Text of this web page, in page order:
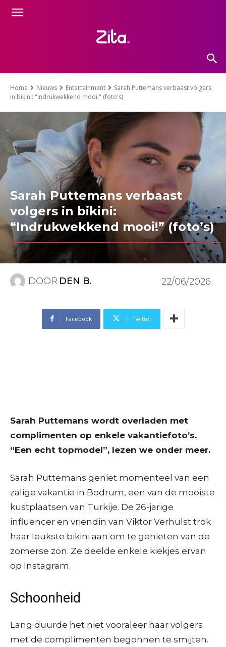
Home Nieuws Entertainment
Sarah Puttemans verbaast volgers
in bikini: "Indrukwekkend mooi!" (foto's)
Sarah Puttemans verbaast
volgers in bikini:
“Indrukwekkend mooi!” (foto’s)
DOOR DEN B. 22/06/2026
Facebook Twitter
Sarah Puttemans wordt overladen met
complimenten op enkele vakantiefoto’s.
“Een echt topmodel”, lezen we onder meer.
Sarah Puttemans geniet momenteel van een
zalige vakantie in Bodrum, een van de mooiste
kustplaatsen van Turkije. De 26-jarige
influencer en vriendin van Viktor Verhulst trok
haar leukste bikini aan om te genieten van de
zomerse zon. Ze deelde enkele kiekjes ervan
op Instagram.
Schoonheid
Lang duurde het niet vooraleer haar volgers
met de complimenten begonnen te smijten.